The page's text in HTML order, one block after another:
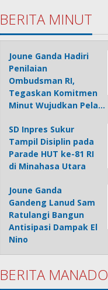
BERITA MINUT
Joune Ganda Hadiri
Penilaian
Ombudsman RI,
Tegaskan Komitmen
Minut Wujudkan Pela…
SD Inpres Sukur
Tampil Disiplin pada
Parade HUT ke-81 RI
di Minahasa Utara
Joune Ganda
Gandeng Lanud Sam
Ratulangi Bangun
Antisipasi Dampak El
Nino
BERITA MANADO